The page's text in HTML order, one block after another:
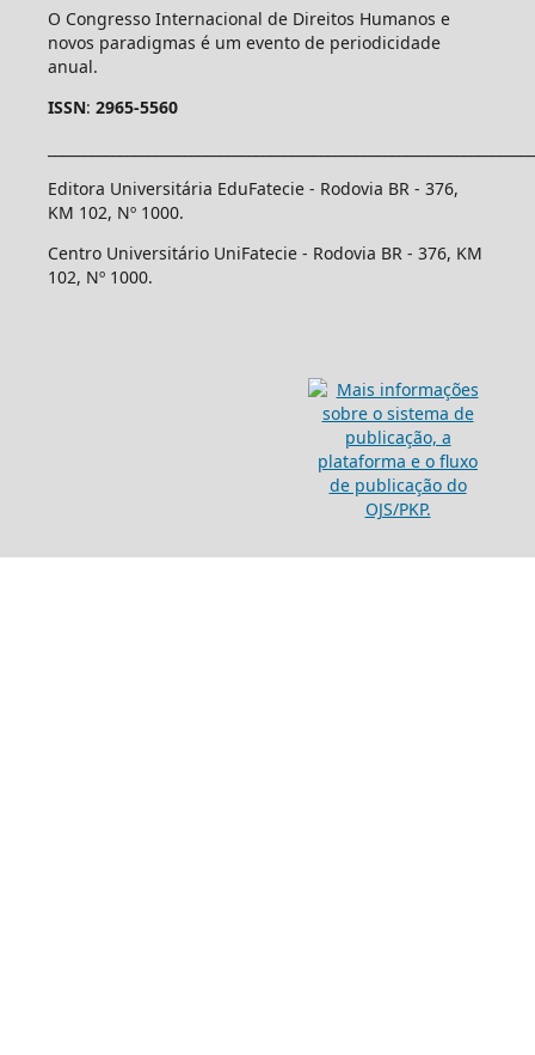
O Congresso Internacional de Direitos Humanos e
novos paradigmas é um evento de periodicidade
anual.
ISSN: 2965-5560
Editora Universitária EduFatecie - Rodovia BR - 376,
KM 102, Nº 1000.
Centro Universitário UniFatecie - Rodovia BR - 376, KM
102, Nº 1000.